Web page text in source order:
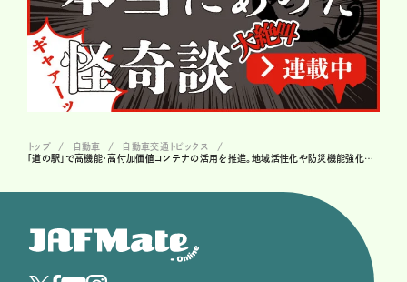
トップ 自動車
自動車交通トピックス
「道の駅」で高機能・高付加価値コンテナの活用を推進。地域活性化や防災機能強化を目指す！